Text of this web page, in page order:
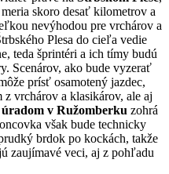
skoro desať kilometrov a
nevýhodou pre vrchárov a
Plesa do cieľa vedie
teda šprintéri a ich tímy budú
Scenárov, ako bude vyzerať
prísť osamotený jazdec,
z vrchárov a klasikárov, ale aj
v Ružomberku zohrá
však bude technicky
brdok po kockách, takže
zaujímavé veci, aj z pohľadu